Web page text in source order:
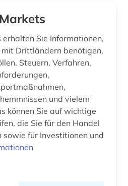
computersicherheit (1)
computerunterstütztes lernen (1)
corporate finance (1)
corporate governance (1)
corporate social responsibility (1)
Sie Informationen,
Drittländern benötigen,
Steuern, Verfahren,
und vielem
können Sie auf wichtige
die Sie für den Handel
für Investitionen und